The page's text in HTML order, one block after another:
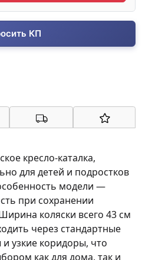
КП
Арконт-Мед
кресло-каталка,
для детей и подростков
модели —
при сохранении
коляски всего 43 см
через стандартные
узкие коридоры, что
как для дома, так и